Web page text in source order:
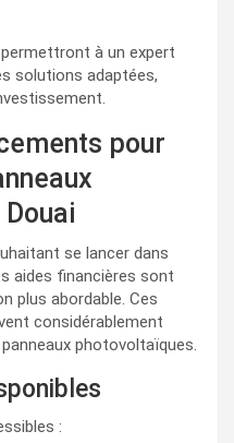
à un expert
solutions adaptées,
pour
se lancer dans
aides financières sont
plus abordable. Ces
considérablement
photovoltaïques.
: